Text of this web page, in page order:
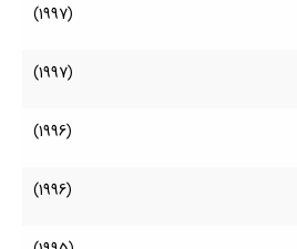
(1997)
(1997)
(1996)
(1996)